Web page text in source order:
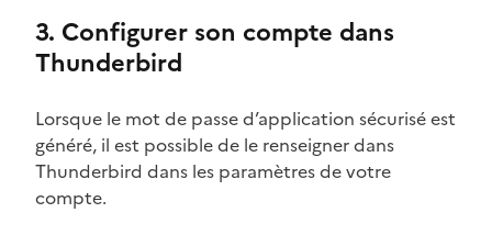
3. Configurer son compte dans
Thunderbird
Lorsque le mot de passe d’application sécurisé est
généré, il est possible de le renseigner dans
Thunderbird dans les paramètres de votre
compte.